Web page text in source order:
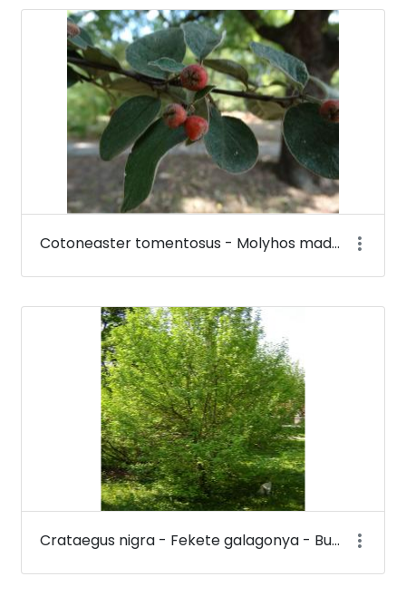
Cotoneaster tomentosus - Molyhos madárbirs - Budai Arborétum
Crataegus nigra - Fekete galagonya - Budai Arborétum